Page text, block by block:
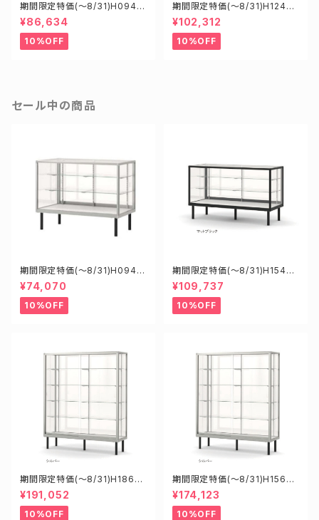
期間限定特価(～8/31)H0945
2S W900D450H1200mm 新
型業務用ガラスケース ショーケ
ース
¥86,634
10%OFF
期間限定特価(～8/31)H12452
S W1200D450H1200mm 新
型業務用ガラスケース ショーケ
ース
¥102,312
10%OFF
セール中の商品
期間限定特価(～8/31)H0945
0S W900D450H900mm 新
型業務用ガラスケース ショーケ
ース
¥74,070
10%OFF
期間限定特価(～8/31)H15450
B W1500D450H900mm 新
型業務用ガラスケース ショーケ
ース
¥109,737
10%OFF
期間限定特価(～8/31)H1860
8S W1800D6000H1800mm
新型業務用ガラスケース ショー
ケース
¥191,052
10%OFF
期間限定特価(～8/31)H15608
S W1500D600H1800mm 新
型業務用ガラスケース ショーケ
ース
¥174,123
10%OFF